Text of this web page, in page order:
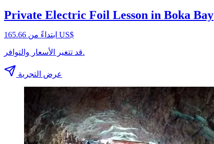
Private Electric Foil Lesson in Boka Bay
ابتداءً من ‏165.66 US$
قد تتغير الأسعار والتوافر.
عرض التجربة